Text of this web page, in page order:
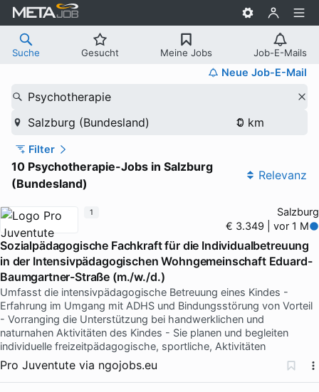
Suche Gesucht Meine Jobs Job-E-Mails
Neue Job-E-Mail
Psychotherapie
Salzburg (Bundesland)
Filter
10 Psychotherapie-Jobs in Salzburg
(Bundesland)
Relevanz
Salzburg
€ 3.349 | vor 1 M
Sozialpädagogische Fachkraft für die Individualbetreuung
in der Intensivpädagogischen Wohngemeinschaft Eduard-
Baumgartner-Straße (m./w./d.)
Umfasst die intensivpädagogische Betreuung eines Kindes -
Erfahrung im Umgang mit ADHS und Bindungsstörung von Vorteil
- Vorranging die Unterstützung bei handwerklichen und
naturnahen Aktivitäten des Kindes - Sie planen und begleiten
individuelle freizeitpädagogische, sportliche, Aktivitäten
Pro Juventute via ngojobs.eu
1